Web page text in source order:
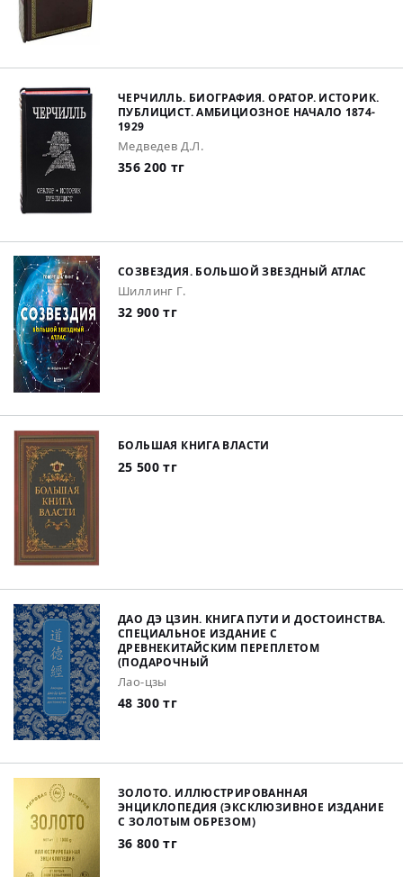
ЧЕРЧИЛЛЬ. БИОГРАФИЯ. ОРАТОР. ИСТОРИК.
ПУБЛИЦИСТ. АМБИЦИОЗНОЕ НАЧАЛО 1874-
1929
Медведев Д.Л.
356 200 тг
СОЗВЕЗДИЯ. БОЛЬШОЙ ЗВЕЗДНЫЙ АТЛАС
Шиллинг Г.
32 900 тг
БОЛЬШАЯ КНИГА ВЛАСТИ
25 500 тг
ДАО ДЭ ЦЗИН. КНИГА ПУТИ И ДОСТОИНСТВА.
СПЕЦИАЛЬНОЕ ИЗДАНИЕ С
ДРЕВНЕКИТАЙСКИМ ПЕРЕПЛЕТОМ
(ПОДАРОЧНЫЙ
Лао-цзы
48 300 тг
ЗОЛОТО. ИЛЛЮСТРИРОВАННАЯ
ЭНЦИКЛОПЕДИЯ (ЭКСКЛЮЗИВНОЕ ИЗДАНИЕ
С ЗОЛОТЫМ ОБРЕЗОМ)
36 800 тг